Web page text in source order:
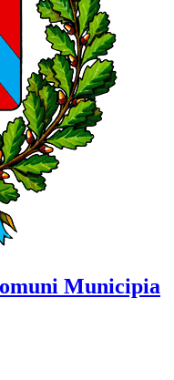
Municipia